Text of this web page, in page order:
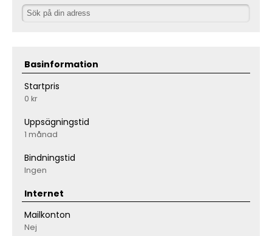
Basinformation
Startpris
0 kr
Uppsägningstid
1 månad
Bindningstid
Ingen
Internet
Mailkonton
Nej